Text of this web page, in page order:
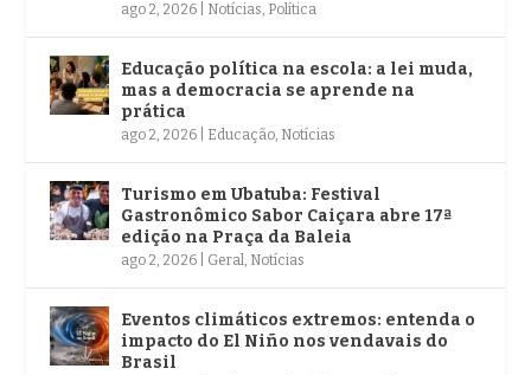
ago 2, 2026 Notícias, Política
Educação política na escola: a lei muda,
mas a democracia se aprende na
prática
ago 2, 2026 Educação, Notícias
Turismo em Ubatuba: Festival
Gastronômico Sabor Caiçara abre 17ª
edição na Praça da Baleia
ago 2, 2026 Geral, Notícias
Eventos climáticos extremos: entenda o
impacto do El Niño nos vendavais do
Brasil